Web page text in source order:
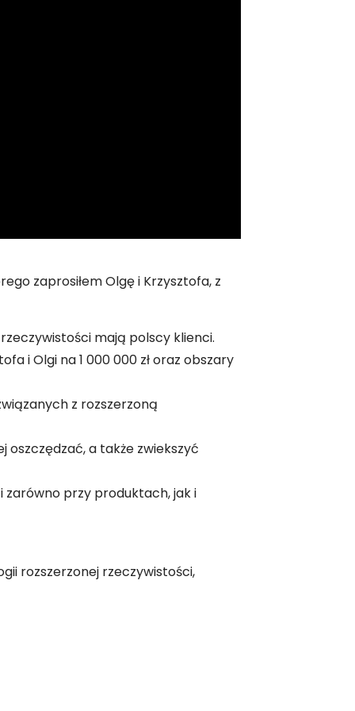
zaprosiłem Olgę i Krzysztofa, z
mają polscy klienci.
i Olgi na 1 000 000 zł oraz obszary
z rozszerzoną
oszczędzać, a także zwiekszyć
przy produktach, jak i
rozszerzonej rzeczywistości,